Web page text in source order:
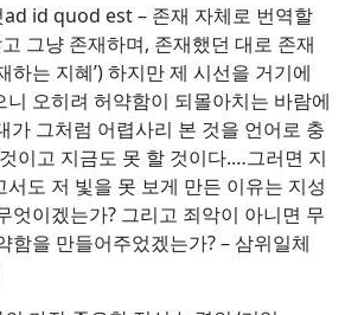
id quod est – 존재 자체로 번역할
그냥 존재하며, 존재했던 대로 존재
하는 지혜’) 하지만 제 시선을 거기에
오히려 허약함이 되몰아치는 바람에
가 그처럼 어렵사리 본 것을 언어로 충
이고 지금도 못 할 것이다.…그러면 지
도 저 빛을 못 보게 만든 이유는 지성
엇이겠는가? 그리고 죄악이 아니면 무
함을 만들어주었겠는가? – 삼위일체